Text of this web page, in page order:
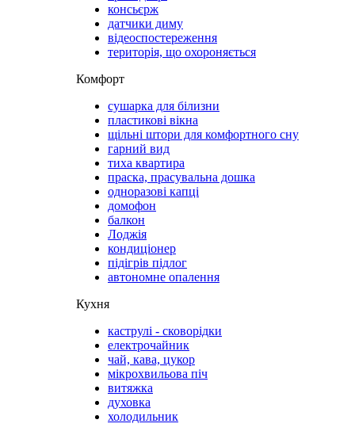
консьєрж
датчики диму
відеоспостереження
територія, що охороняється
Комфорт
сушарка для білизни
пластикові вікна
щільні штори для комфортного сну
гарний вид
тиха квартира
праска, прасувальна дошка
одноразові капці
домофон
балкон
Лоджія
кондиціонер
підігрів підлог
автономне опалення
Кухня
каструлі - сковорідки
електрочайник
чай, кава, цукор
мікрохвильова піч
витяжка
духовка
холодильник